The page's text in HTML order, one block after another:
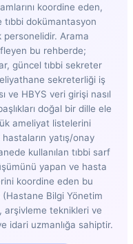
koordine eden,
tıbbi dokümantasyon
personelidir. Arama
bu rehberde;
güncel tıbbi sekreter
sekreterliği iş
ve HBYS veri girişi nasıl
doğal bir dille ele
ameliyat listelerini
yatış/onay
kullanılan tıbbi sarf
yapan ve hasta
koordine eden bu
(Hastane Bilgi Yönetim
arşivleme teknikleri ve
idari uzmanlığa sahiptir.